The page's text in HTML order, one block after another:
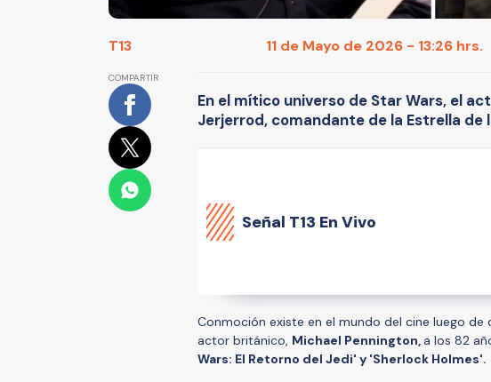
T13 11 de Mayo de 2026 - 13:26 hrs.
COMPARTIR
En el mítico universo de Star Wars, el
Jerjerrod, comandante de la Estrella de
Señal T13 En Vivo
Conmoción existe en el mundo del cine luego
actor británico, Michael Pennington, a los 82
Wars: El Retorno del Jedi' y 'Sherlock Holmes'.